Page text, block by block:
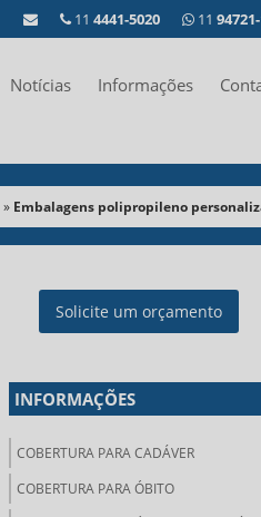
11
11 4441-5020
Notícias Informações
» Embalagens polipropileno
Solicite um orçamento
INFORMAÇÕES
COBERTURA PARA CADÁVER
COBERTURA PARA ÓBITO